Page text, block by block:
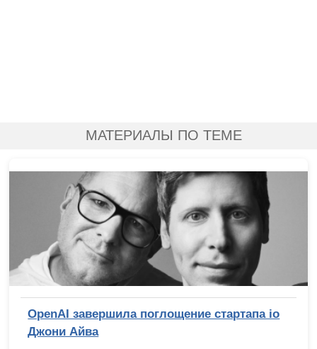
МАТЕРИАЛЫ ПО ТЕМЕ
OpenAI завершила поглощение стартапа io
Джони Айва